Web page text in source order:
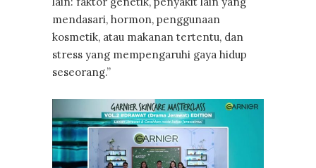
mendasari, hormon, penggunaan
kosmetik, atau makanan tertentu, dan
stress yang mempengaruhi gaya hidup
seseorang.”